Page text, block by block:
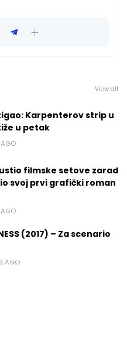
View all
Karpenterov strip u
u petak
filmske setove zarad
svoj prvi grafički roman
(2017) – Za scenario
AGO